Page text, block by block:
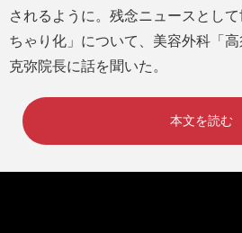
されるように。残念ニュースとし
ちゃり化」について、美容外科「
克弥院長に話を聞いた。
本文を読む